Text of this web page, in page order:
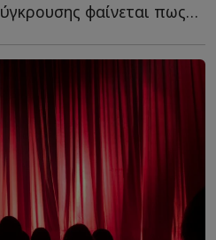
Σε τροχιά ανοιχτής σύγκρουσης φαίνεται πως βρίσκονται π...